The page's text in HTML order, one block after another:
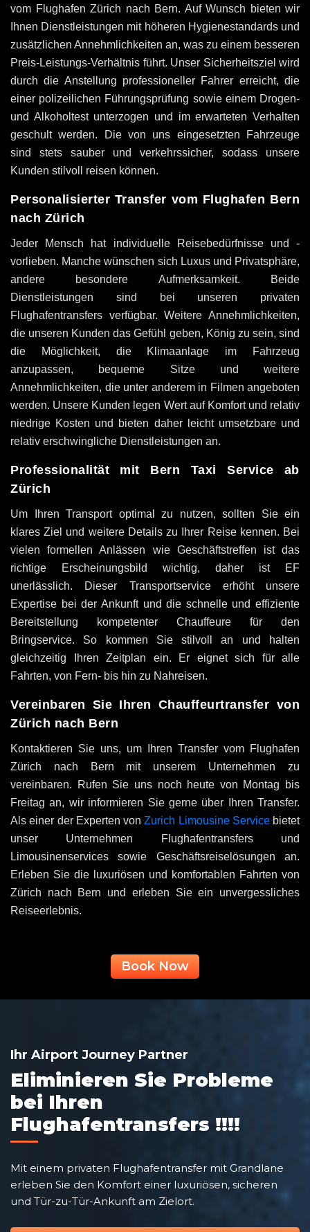
vom Flughafen Zürich nach Bern. Auf Wunsch bieten wir
Ihnen Dienstleistungen mit höheren Hygienestandards und
zusätzlichen Annehmlichkeiten an, was zu einem besseren
Preis-Leistungs-Verhältnis führt. Unser Sicherheitsziel wird
durch die Anstellung professioneller Fahrer erreicht, die
einer polizeilichen Führungsprüfung sowie einem Drogen-
und Alkoholtest unterzogen und im erwarteten Verhalten
geschult werden. Die von uns eingesetzten Fahrzeuge
sind stets sauber und verkehrssicher, sodass unsere
Kunden stilvoll reisen können.
Personalisierter Transfer vom Flughafen Bern
nach Zürich
Jeder Mensch hat individuelle Reisebedürfnisse und -
vorlieben. Manche wünschen sich Luxus und Privatsphäre,
andere besondere Aufmerksamkeit. Beide
Dienstleistungen sind bei unseren privaten
Flughafentransfers verfügbar. Weitere Annehmlichkeiten,
die unseren Kunden das Gefühl geben, König zu sein, sind
die Möglichkeit, die Klimaanlage im Fahrzeug
anzupassen, bequeme Sitze und weitere
Annehmlichkeiten, die unter anderem in Filmen angeboten
werden. Unsere Kunden legen Wert auf Komfort und relativ
niedrige Kosten und bieten daher leicht umsetzbare und
relativ erschwingliche Dienstleistungen an.
Professionalität mit Bern Taxi Service ab
Zürich
Um Ihren Transport optimal zu nutzen, sollten Sie ein
klares Ziel und weitere Details zu Ihrer Reise kennen. Bei
vielen formellen Anlässen wie Geschäftstreffen ist das
richtige Erscheinungsbild wichtig, daher ist EF
unerlässlich. Dieser Transportservice erhöht unsere
Expertise bei der Ankunft und die schnelle und effiziente
Bereitstellung kompetenter Chauffeure für den
Bringservice. So kommen Sie stilvoll an und halten
gleichzeitig Ihren Zeitplan ein. Er eignet sich für alle
Fahrten, von Fern- bis hin zu Nahreisen.
Vereinbaren Sie Ihren Chauffeurtransfer von
Zürich nach Bern
Kontaktieren Sie uns, um Ihren Transfer vom Flughafen
Zürich nach Bern mit unserem Unternehmen zu
vereinbaren. Rufen Sie uns noch heute von Montag bis
Freitag an, wir informieren Sie gerne über Ihren Transfer.
Als einer der Experten vonZurich Limousine Servicebietet
unser Unternehmen Flughafentransfers und
Limousinenservices sowie Geschäftsreiselösungen an.
Erleben Sie die luxuriösen und komfortablen Fahrten von
Zürich nach Bern und erleben Sie ein unvergessliches
Reiseerlebnis.
Book Now
Ihr Airport Journey Partner
Eliminieren Sie Probleme
bei Ihren
Flughafentransfers !!!!
Mit einem privaten Flughafentransfer mit Grandlane
erleben Sie den Komfort einer luxuriösen, sicheren
und Tür-zu-Tür-Ankunft am Zielort.